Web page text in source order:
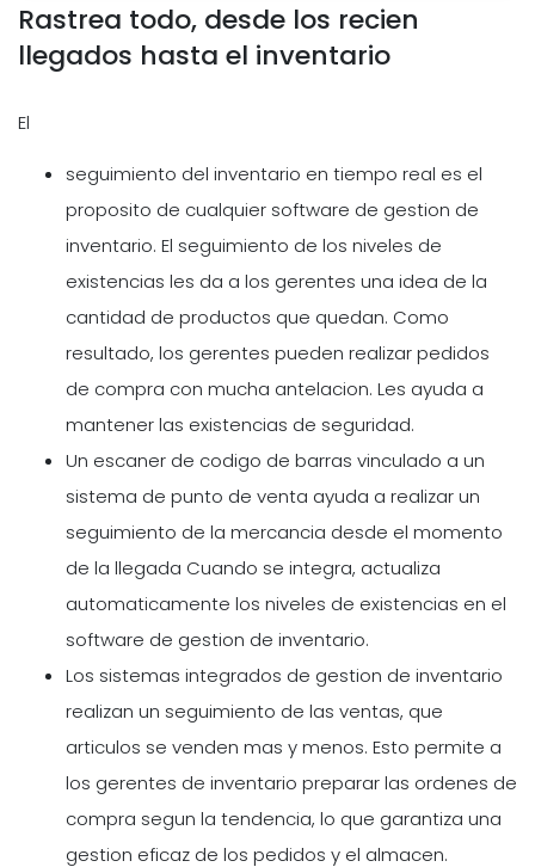
Rastrea todo, desde los recien
llegados hasta el inventario
El
seguimiento del inventario en tiempo real es el
proposito de cualquier software de gestion de
inventario. El seguimiento de los niveles de
existencias les da a los gerentes una idea de la
cantidad de productos que quedan. Como
resultado, los gerentes pueden realizar pedidos
de compra con mucha antelacion. Les ayuda a
mantener las existencias de seguridad.
Un escaner de codigo de barras vinculado a un
sistema de punto de venta ayuda a realizar un
seguimiento de la mercancia desde el momento
de la llegada Cuando se integra, actualiza
automaticamente los niveles de existencias en el
software de gestion de inventario.
Los sistemas integrados de gestion de inventario
realizan un seguimiento de las ventas, que
articulos se venden mas y menos. Esto permite a
los gerentes de inventario preparar las ordenes de
compra segun la tendencia, lo que garantiza una
gestion eficaz de los pedidos y el almacen.